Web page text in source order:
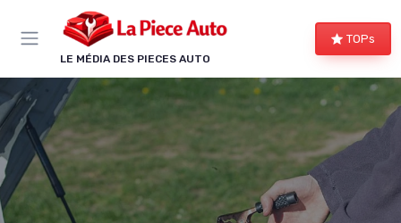
LE MÉDIA DES PIECES AUTO
TOPs
Panneau de gestion des cookies